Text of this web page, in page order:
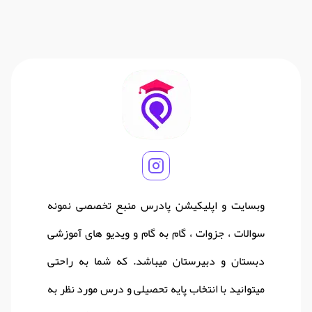
وبسایت و اپلیکیشن پادرس منبع تخصصی نمونه
سوالات ، جزوات ، گام به گام و ویدیو های آموزشی
دبستان و دبیرستان میباشد. که شما به راحتی
میتوانید با انتخاب پایه تحصیلی و درس مورد نظر به